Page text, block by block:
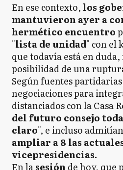
En ese contexto, los
mantuvieron ayer a
hermético encuentro
"lista de unidad" con el
que todavía está en
posibilidad de una
Según fuentes
negociaciones para
distanciados con la Casa
del futuro consejo
claro", e incluso
ampliar a 8 las
vicepresidencias.
En lasesión de hoy, que